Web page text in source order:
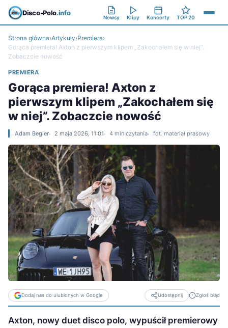
Disco-Polo.info
Newsy Klipy Koncerty TOP 20
Strona główna›Artykuły›Premiera›
Gorąca premiera! Axton z pierwszym klipem „Zakochałem się w niej”.
Zobaczcie nowość
PREMIERA
Gorąca premiera! Axton z
pierwszym klipem „Zakochałem się
w niej”. Zobaczcie nowość
Adam Begier 2 maja 2026, 11:01 4 min czytania fot. materiał prasowy
Dodaj nas do ulubionych w Google Udostępnij Zgłoś błąd
Axton, nowy duet disco polo, wypuścił premierowy